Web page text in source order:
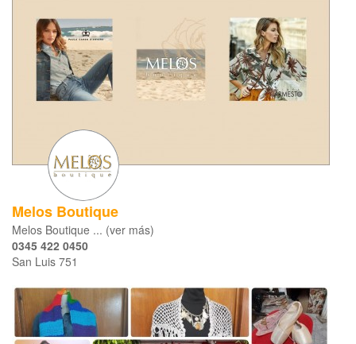
Melos Boutique
Melos Boutique ... (ver más)
0345 422 0450
San Luis 751